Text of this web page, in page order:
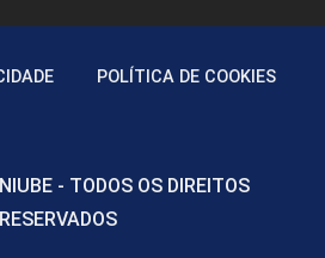
POLÍTICA DE COOKIES
- TODOS OS DIREITOS
RESERVADOS